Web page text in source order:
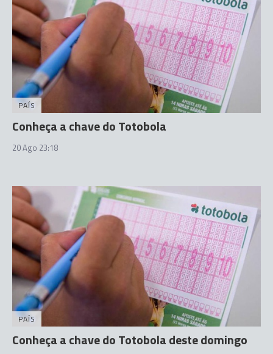
PAÍS
Conheça a chave do Totobola
20 Ago 23:18
PAÍS
Conheça a chave do Totobola deste domingo